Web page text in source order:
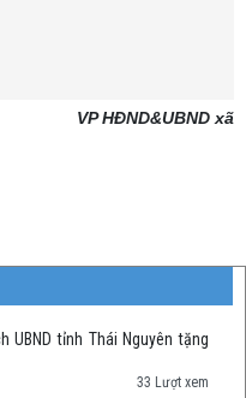
VP HĐND&UBND xã
UBND tỉnh Thái Nguyên tặng
33 Lượt xem